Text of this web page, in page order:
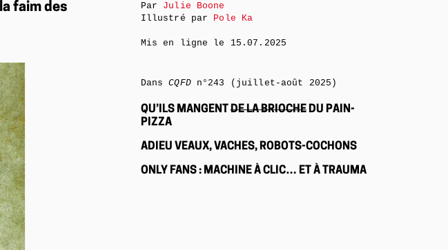
faim des
Par Julie Boone
Illustré par Pole Ka
Mis en ligne le 15.07.2025
DansCQFDn°243 (juillet-août 2025)
QU’ILS MANGENTDE LA BRIOCHEDU PAIN-
PIZZA
ADIEU VEAUX, VACHES, ROBOTS-COCHONS
ONLY FANS : MACHINE À CLIC… ET À TRAUMA